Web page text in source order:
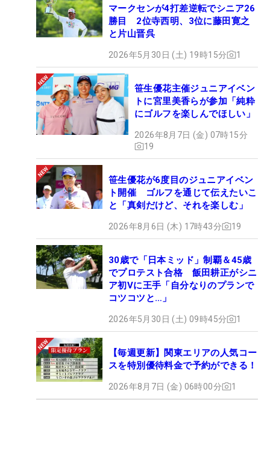
マークセンが4打差逆転でシニア26
勝目 2位寺西明、3位に藤田寛之
と片山晋呉
2026年5月30日 (土) 19時15分 1
笹生優花主催ジュニアイベン
トに宮里美香らが参加「純粋
にゴルフを楽しんでほしい」
2026年8月7日 (金) 07時15分
19
笹生優花が6度目のジュニアイベン
ト開催 ゴルフを通じて伝えたいこ
と「真剣だけど、それを楽しむ」
2026年8月6日 (木) 17時43分 19
30歳で「日本ミッド」制覇＆45歳
でプロテスト合格 飯田耕正がシニ
ア初Vに王手「自分なりのプランで
コツコツと…」
2026年5月30日 (土) 09時45分 1
【毎週更新】関東エリアの人気コー
スを特別優待料金で予約ができる！
2026年8月7日 (金) 06時00分 1